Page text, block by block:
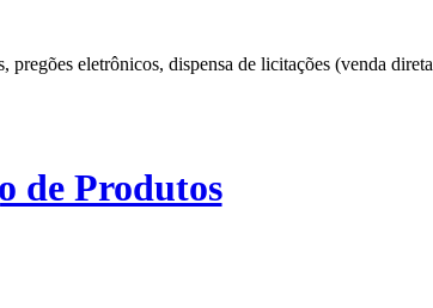
eletrônicos, dispensa de licitações (venda
de Produtos